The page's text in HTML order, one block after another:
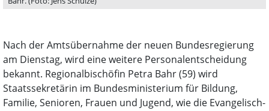
Nach der Amtsübernahme der neuen Bundesregierung
am Dienstag, wird eine weitere Personalentscheidung
bekannt. Regionalbischöfin Petra Bahr (59) wird
Staatssekretärin im Bundesministerium für Bildung,
Familie, Senioren, Frauen und Jugend, wie die Evangelisch-